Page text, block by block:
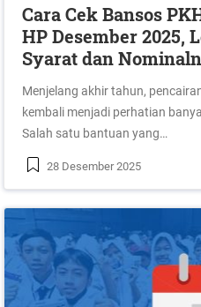
Cara Cek Bansos
HP Desember 2025,
Syarat dan
Menjelang akhir tahun,
kembali menjadi perhatian
Salah satu bantuan yang…
28 Desember 2025